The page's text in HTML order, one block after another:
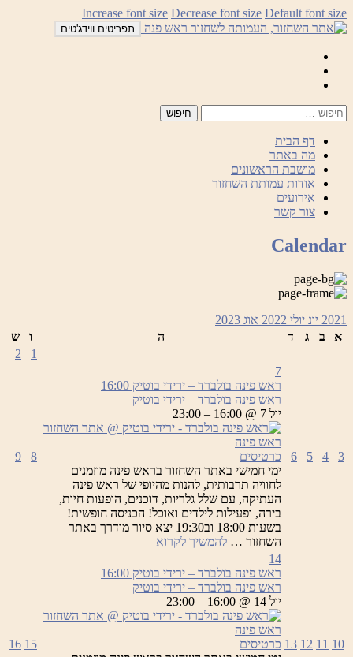
לדלג
לתוכן
Increase font size Decrease font size Default font size
תפריטים ווידג'טים
דף הבית
מה באתר
מושבת הראשונים
אודות עמותת השחזור
אירועים
צור קשר
Calendar
2021 יונ יולי 2022 אוג 2023
א
ב ג ד ה ו
ש
1
2
3
4
5
6
7
ראש פינה בולברד – ירידי בוטיק 16:00
ראש פינה בולברד – ירידי בוטיק
יול 7 @ 16:00 – 23:00
כרטיסים
ימי חמישי באתר השחזור בראש פינה מוזמנים
לחוויה תרבותית, להנות מהיופי של ראש פינה
העתיקה, עם שלל גלריות, דוכנים, הופעות חיות,
בירה, ופעילות לילדים ואוכל! הכניסה חופשית!
בשעות 18:00 וב19:30 יצא סיור מודרך באתר
השחזור … להמשיך לקרוא
בולברד
–
ירידי
בוטיק
8
9
10
11
12
13
14
ראש פינה בולברד – ירידי בוטיק 16:00
ראש פינה בולברד – ירידי בוטיק
יול 14 @ 16:00 – 23:00
כרטיסים
15
16